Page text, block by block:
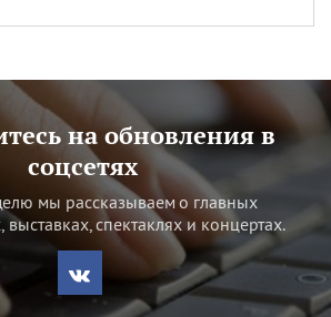
на обновления в
соцсетях
мы рассказываем о главных
спектаклях и концертах.